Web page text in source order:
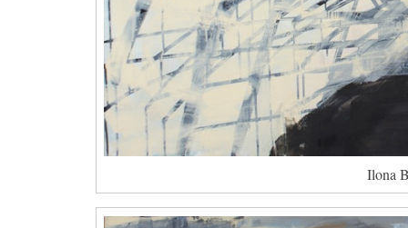
Ilona